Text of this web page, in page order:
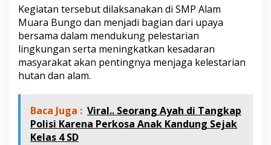
a
P
e
r
i
i
H
Kegiatan tersebut dilaksanakan di SMP Alam
Muara Bungo dan menjadi bagian dari upaya
bersama dalam mendukung pelestarian
lingkungan serta meningkatkan kesadaran
masyarakat akan pentingnya menjaga kelestarian
hutan dan alam.
Baca Juga : Viral.. Seorang Ayah di Tangkap
Polisi Karena Perkosa Anak Kandung Sejak
Kelas 4 SD